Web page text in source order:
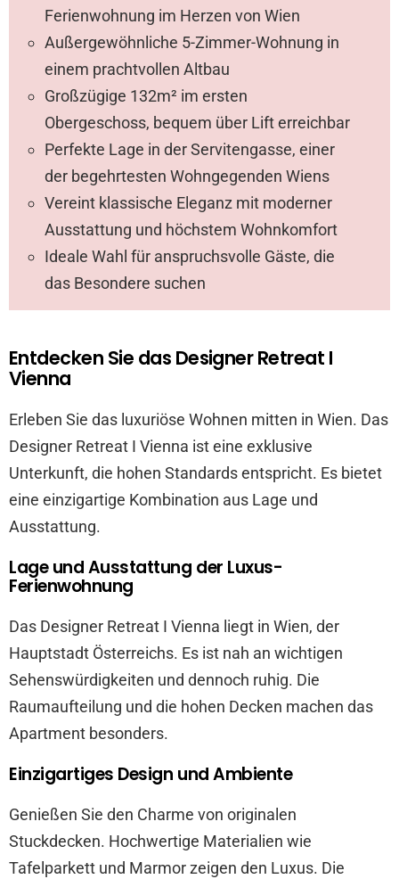
Ferienwohnung im Herzen von Wien
Außergewöhnliche 5-Zimmer-Wohnung in
einem prachtvollen Altbau
Großzügige 132m² im ersten
Obergeschoss, bequem über Lift erreichbar
Perfekte Lage in der Servitengasse, einer
der begehrtesten Wohngegenden Wiens
Vereint klassische Eleganz mit moderner
Ausstattung und höchstem Wohnkomfort
Ideale Wahl für anspruchsvolle Gäste, die
das Besondere suchen
Entdecken Sie das Designer Retreat I
Vienna
Erleben Sie das luxuriöse Wohnen mitten in Wien. Das
Designer Retreat I Vienna ist eine exklusive
Unterkunft, die hohen Standards entspricht. Es bietet
eine einzigartige Kombination aus Lage und
Ausstattung.
Lage und Ausstattung der Luxus-
Ferienwohnung
Das Designer Retreat I Vienna liegt in Wien, der
Hauptstadt Österreichs. Es ist nah an wichtigen
Sehenswürdigkeiten und dennoch ruhig. Die
Raumaufteilung und die hohen Decken machen das
Apartment besonders.
Einzigartiges Design und Ambiente
Genießen Sie den Charme von originalen
Stuckdecken. Hochwertige Materialien wie
Tafelparkett und Marmor zeigen den Luxus. Die